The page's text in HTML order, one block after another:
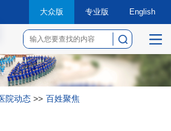
大众版 专业版 English
菜
院动态 >> 百姓聚焦